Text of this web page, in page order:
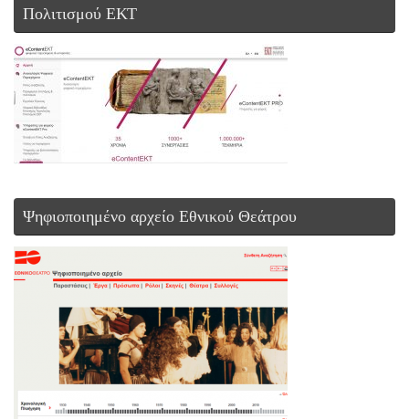
Πολιτισμού ΕΚΤ
Ψηφιοποιημένο αρχείο Εθνικού Θεάτρου